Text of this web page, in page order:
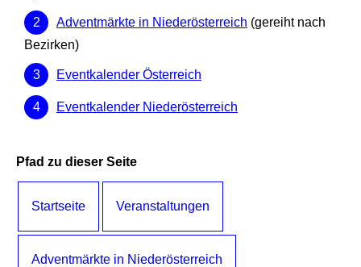
Adventmärkte in Niederösterreich (gereiht nach
Bezirken)
Eventkalender Österreich
Eventkalender Niederösterreich
Pfad zu dieser Seite
Startseite Veranstaltungen
Adventmärkte in Niederösterreich